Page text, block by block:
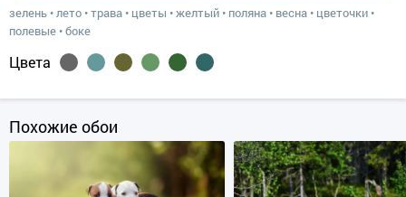
зелень •лето •трава • цветы •желтый • поляна • весна • цветочки •
полевые •боке
Цвета
Похожие обои